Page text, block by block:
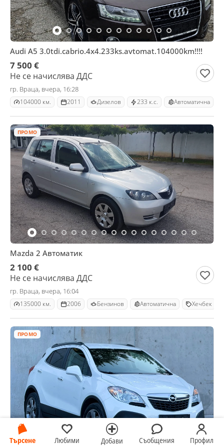
Търсене Любими Добави Съобщения Профил
Audi A5 3.0tdi.cabrio.4x4.233ks.avtomat.104000km!!!!
7 500 €
Не се начислява ДДС
гр. Враца, вчера, 16:28
104000 км. 2011 Дизелов 233 к.с. Автоматична
ПРОМО
Mazda 2 Автоматик
2 100 €
Не се начислява ДДС
гр. Враца, вчера, 16:04
135000 км. 2006 Бензинов Автоматична Хечбек
ПРОМО